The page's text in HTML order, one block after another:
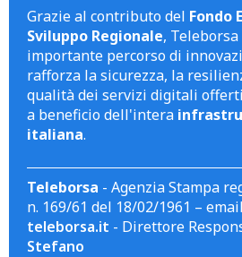
Grazie al contributo del Fondo
Sviluppo Regionale,
importante percorso di
rafforza la sicurezza, la
qualità dei servizi digitali
a beneficio dell'intera
italiana.
Teleborsa - Agenzia Stampa
n. 169/61 del 18/02/1961 –
teleborsa.it - Direttore
Stefano